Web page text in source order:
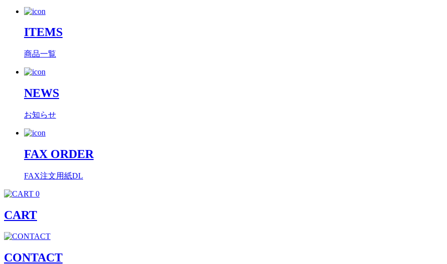
ITEMS
商品一覧
NEWS
お知らせ
FAX ORDER
FAX注文用紙DL
0
CART
CONTACT